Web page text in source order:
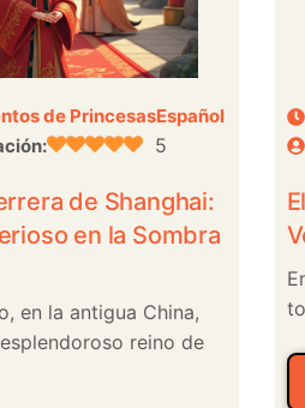
de PrincesasEspañol
5
de Shanghai:
en la Sombra
en la antigua China,
reino de